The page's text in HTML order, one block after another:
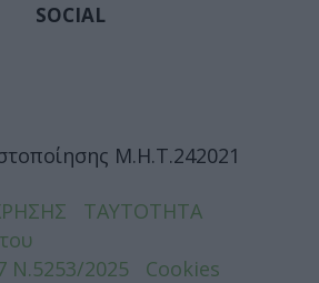
SOCIAL
Μ.Η.Τ.242021
ΤΑΥΤΟΤΗΤΑ
Ν.5253/2025
Cookies